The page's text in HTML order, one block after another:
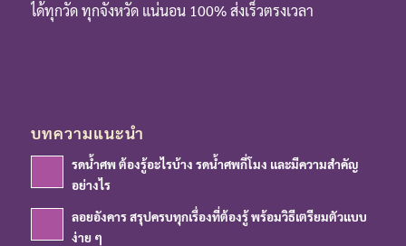
ได้ทุกวัด ทุกจังหวัด แน่นอน 100% ส่งเร็วตรงเวลา
บทความแนะนำ
รดน้ำศพ ต้องรู้อะไรบ้าง รดน้ำศพกี่โมง และมีความสำคัญ
อย่างไร
ลอยอังคาร สรุปครบทุกเรื่องที่ต้องรู้ พร้อมวิธีเตรียมตัวแบบ
ง่าย ๆ